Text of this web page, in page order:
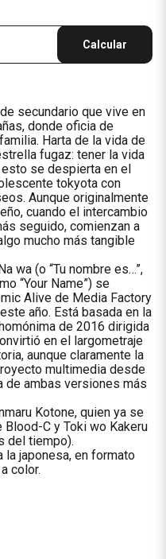
Calcular
secundario que vive en
donde oficia de
Harta de la vida de
fugaz: tener la vida
se despierta en el
tokyota con
Aunque originalmente
cuando el intercambio
seguido, comienzan a
mucho más tangible
wa (o “Tu nombre es…”,
“Your Name”) se
Alive de Media Factory
año. Está basada en la
de 2016 dirigida
en el largometraje
aunque claramente la
multimedia desde
de ambas versiones más
Kotone, quien ya se
C y Toki wo Kakeru
del tiempo).
la japonesa, en formato
color.